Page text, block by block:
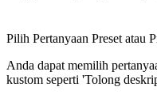
Pilih Pertanyaan Preset atau
Anda dapat memilih
kustom seperti 'Tolong